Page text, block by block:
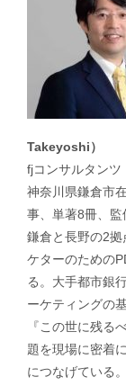
Takeyoshi）
fjコンサルタンツ
神奈川県鎌倉市
事、単著8冊、
鎌倉と長野の2
ケターのための
る。大手都市銀
ーケティングの
『この世に残る
題を現場に密着
につなげている